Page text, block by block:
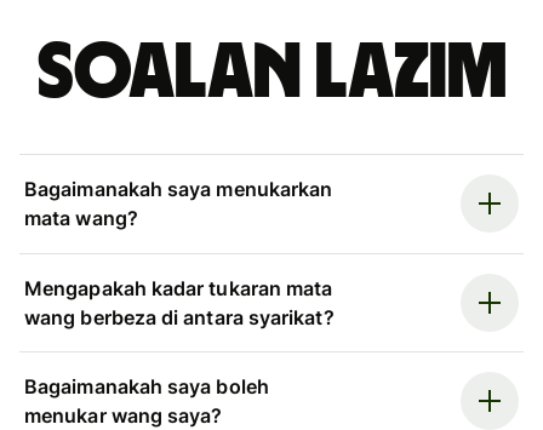
Soalan Lazim
Bagaimanakah saya menukarkan
mata wang?
Mengapakah kadar tukaran mata
wang berbeza di antara syarikat?
Bagaimanakah saya boleh
menukar wang saya?